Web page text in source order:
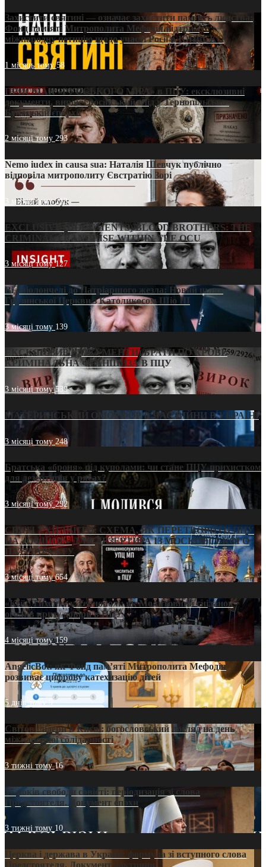
Захистити святині — означає захистити пам’ять людства:
Фонд пам’яті Митрополита Мефодія підтримує
міжнародну петицію щодо участі Росії в ЮНЕСКО
1 місяць тому58
ПРИСМАК «РУССЬКОГО МІРА» в ПЦУ: ексклюзивні
документи, вирок і російський слід у Тернопільсько-
Бучацькій єпархії
2 місяці тому 293
Nemo iudex in causa sua: Наталія Шевчук публічно
відповіла митрополиту Євстратію Зорі
3 місяці тому213
EXCLUSIVE (DOCUMENTS)/BLOOD BROTHERS: THE
CRIMINAL FRANCHISE WITHIN THE OCU
3 місяці тому127
Від віолончелі до Патріаршого жезла: Новий шлях
Грузинської Церкви з Католикосом Шіо III
3 місяці тому 139
ЕКСКЛЮЗИВ (ДОКУМЕНТИ)/БРАТИ ПО КРОВІ:
КРИМІНАЛЬНА ФРАНШИЗА В ПЦУ
3 місяці тому539
МАТЕРИНСЬКИЙ ОМОРФОР В ЧАС ВІЙНИ В УКРАЇНІ
3 місяці тому248
Братська «броня» під куполами: чи стане ПЦУ прихистком
для дезертирів у рясах?
3 місяці тому292
СВЯТІ УХИЛЯНТИ: СХЕМА, ЯК ПЕРЕТВОРИТИ ПЦУ
НА «ОФШОР» ДЛЯ ДЕЗЕРТИРА ІЗ МОСКОВСЬКОГО
ПАТРІАРХАТУ
3 місяці тому654
«Кейс Тихона» у Тернополі: як Молитовний сніданок
оголив кризу довіри в ПЦУ
4 місяці тому159
AngelicBot: як Фонд пам’яті Митрополита Мефодія
розвиває цифрову катехизацію дітей
5 днів тому9
Світові лідери в Києві: богословський погляд на день
міжнародної солідарності
3 тижні тому16
35 років свободи совісті: періодизація зі слова
Предстоятеля. Документ епохи
3 тижні тому 10
Церква і держава в Україні: формула зі вступного слова
Предстоятеля. Документ доктрини